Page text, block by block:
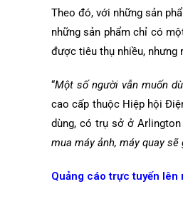
Theo đó, với những sản
những sản phẩm chỉ có
được tiêu thụ nhiều, nhưng
“Một số người vẫn muốn
cao cấp thuộc Hiệp hội
dùng, có trụ sở ở
mua máy ảnh, máy quay sẽ
Quảng cáo trực tuyến lên